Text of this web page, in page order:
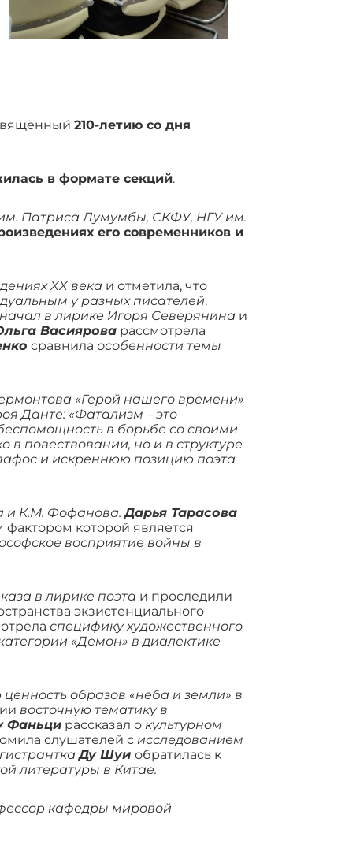
210-летию со дня
в формате секций.
Патриса Лумумбы, СКФУ, НГУ им.
его современников и
XX века и отметила, что
у разных писателей.
в лирике Игоря Северянина и
Васиярова рассмотрела
сравнила особенности темы
«Герой нашего времени»
Данте: «Фатализм – это
в борьбе со своими
в повествовании, но и в структуре
и искреннюю позицию поэта
и К.М. Фофанова.Дарья Тарасова
фактором которой является
восприятие войны в
в лирике поэта и проследили
экзистенциального
специфику художественного
«Демон» в диалектике
образов «неба и земли» в
восточную тематику в
Фаньци рассказал о культурном
слушателей с исследованием
Ду Шуи обратилась к
литературы в Китае.
кафедры мировой